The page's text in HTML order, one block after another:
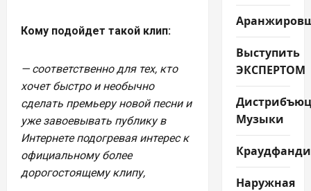
Кому подойдет такой клип:
— соответственно для тех, кто
хочет быстро и необычно
сделать премьеру новой песни и
уже завоевывать публику в
Интернете подогревая интерес к
официальному более
дорогостоящему клипу,
Выступить
ЭКСПЕРТОМ
Музыки
Наружная